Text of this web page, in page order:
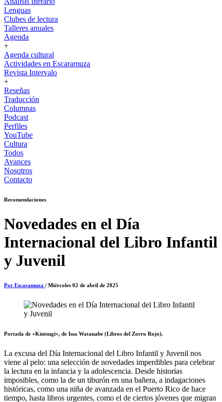
Lenguas
Clubes de lectura
Talleres anuales
Agenda
+
Agenda cultural
Actividades en Escaramuza
Revista Intervalo
+
Reseñas
Traducción
Columnas
Podcast
Perfiles
YouTube
Cultura
Todos
Avances
Nosotros
Contacto
Recomendaciones
Novedades en el Día
Internacional del Libro Infantil
y Juvenil
Por Escaramuza / Miércoles 02 de abril de 2025
Portada de «Kintsugi», de Issa Watanabe (Libros del Zorro Rojo).
La excusa del Día Internacional del Libro Infantil y Juvenil nos
viene al pelo: una selección de novedades imperdibles para celebrar
la lectura en la infancia y la adolescencia. Desde historias
imposibles, como la de un tiburón en una bañera, a indagaciones
históricas, como una niña de avanzada en el Puerto Rico de hace
tiempo, hasta libros urgentes, como el de ciertos jóvenes que migran